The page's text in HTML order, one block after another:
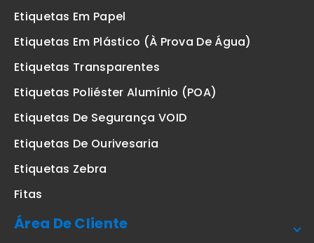
Etiquetas Em Papel
Etiquetas Em Plástico (à Prova De Água)
Etiquetas Transparentes
Etiquetas Poliéster Alumínio (POA)
Etiquetas De Segurança VOID
Etiquetas De Ourivesaria
Etiquetas Zebra
Fitas
Área De Cliente